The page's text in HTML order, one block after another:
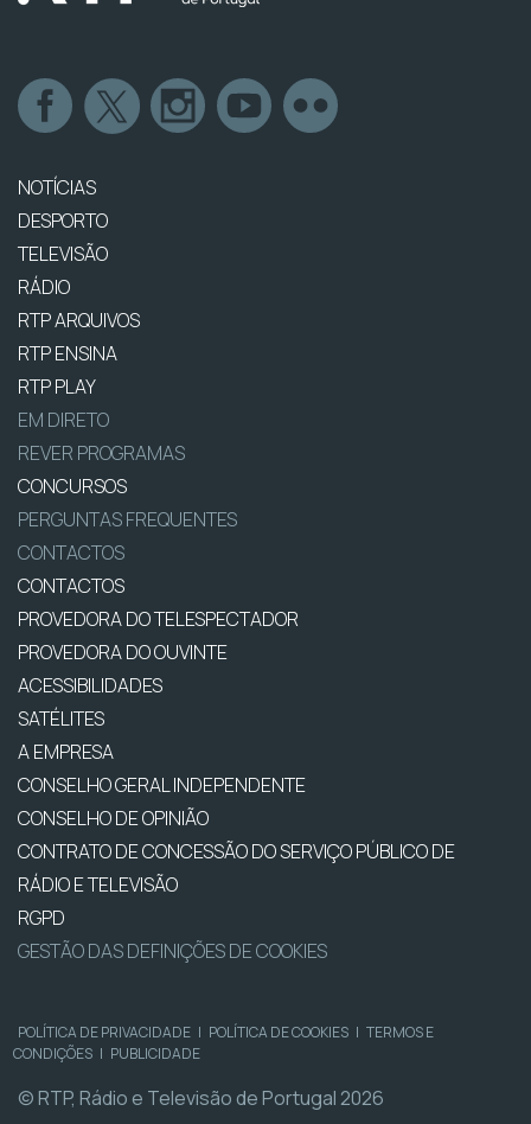
NOTÍCIAS
DESPORTO
TELEVISÃO
RÁDIO
RTP ARQUIVOS
RTP ENSINA
RTP PLAY
EM DIRETO
REVER PROGRAMAS
CONCURSOS
PERGUNTAS FREQUENTES
CONTACTOS
CONTACTOS
PROVEDORA DO TELESPECTADOR
PROVEDORA DO OUVINTE
ACESSIBILIDADES
SATÉLITES
A EMPRESA
CONSELHO GERAL INDEPENDENTE
CONSELHO DE OPINIÃO
CONTRATO DE CONCESSÃO DO SERVIÇO PÚBLICO DE
RÁDIO E TELEVISÃO
RGPD
GESTÃO DAS DEFINIÇÕES DE COOKIES
POLÍTICA DE PRIVACIDADE | POLÍTICA DE COOKIES | TERMOS E
CONDIÇÕES | PUBLICIDADE
© RTP, Rádio e Televisão de Portugal 2026